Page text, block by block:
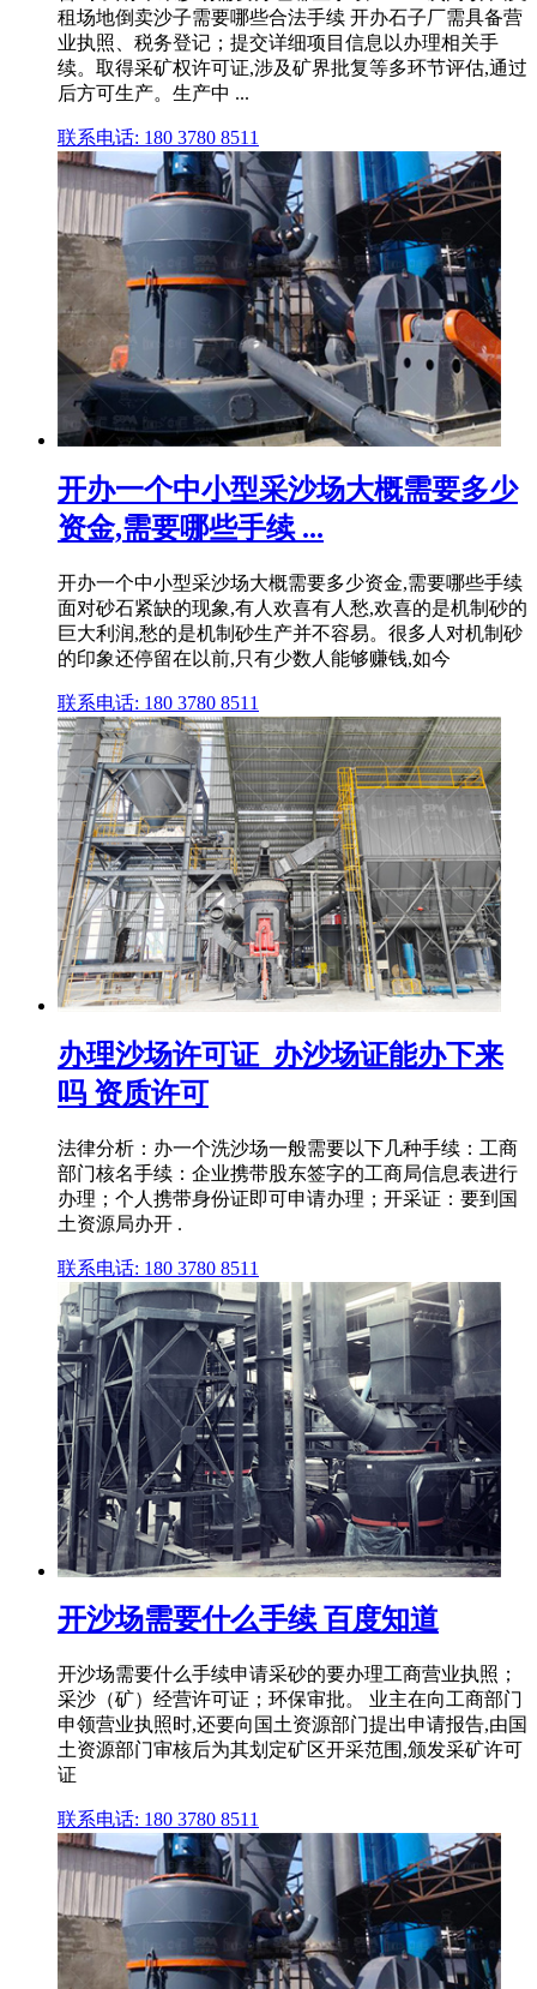
租场地倒卖沙子需要哪些合法手续 开办石子厂需具备营
业执照、税务登记；提交详细项目信息以办理相关手
续。取得采矿权许可证,涉及矿界批复等多环节评估,通过
后方可生产。生产中 ...
联系电话: 180 3780 8511
开办一个中小型采沙场大概需要多少
资金,需要哪些手续 ...
开办一个中小型采沙场大概需要多少资金,需要哪些手续
面对砂石紧缺的现象,有人欢喜有人愁,欢喜的是机制砂的
巨大利润,愁的是机制砂生产并不容易。很多人对机制砂
的印象还停留在以前,只有少数人能够赚钱,如今
联系电话: 180 3780 8511
办理沙场许可证_办沙场证能办下来
吗 资质许可
法律分析：办一个洗沙场一般需要以下几种手续：工商
部门核名手续：企业携带股东签字的工商局信息表进行
办理；个人携带身份证即可申请办理；开采证：要到国
土资源局办开 .
联系电话: 180 3780 8511
开沙场需要什么手续 百度知道
开沙场需要什么手续申请采砂的要办理工商营业执照；
采沙（矿）经营许可证；环保审批。 业主在向工商部门
申领营业执照时,还要向国土资源部门提出申请报告,由国
土资源部门审核后为其划定矿区开采范围,颁发采矿许可
证
联系电话: 180 3780 8511